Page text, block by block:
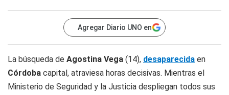
Agregar Diario UNO en
La búsqueda de Agostina Vega (14), desaparecida en
Córdoba capital, atraviesa horas decisivas. Mientras el
Ministerio de Seguridad y la Justicia despliegan todos sus